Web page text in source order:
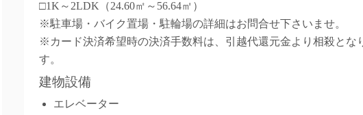
□1K～2LDK（24.60㎡～56.64㎡）
※駐車場・バイク置場・駐輪場の詳細はお問合せ下さいませ。
※カード決済希望時の決済手数料は、引越代還元金より相殺とな
す。
建物設備
エレベーター